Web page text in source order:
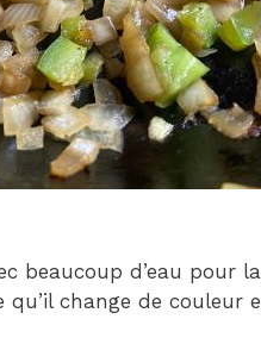
beaucoup d’eau pour
qu’il change de couleur